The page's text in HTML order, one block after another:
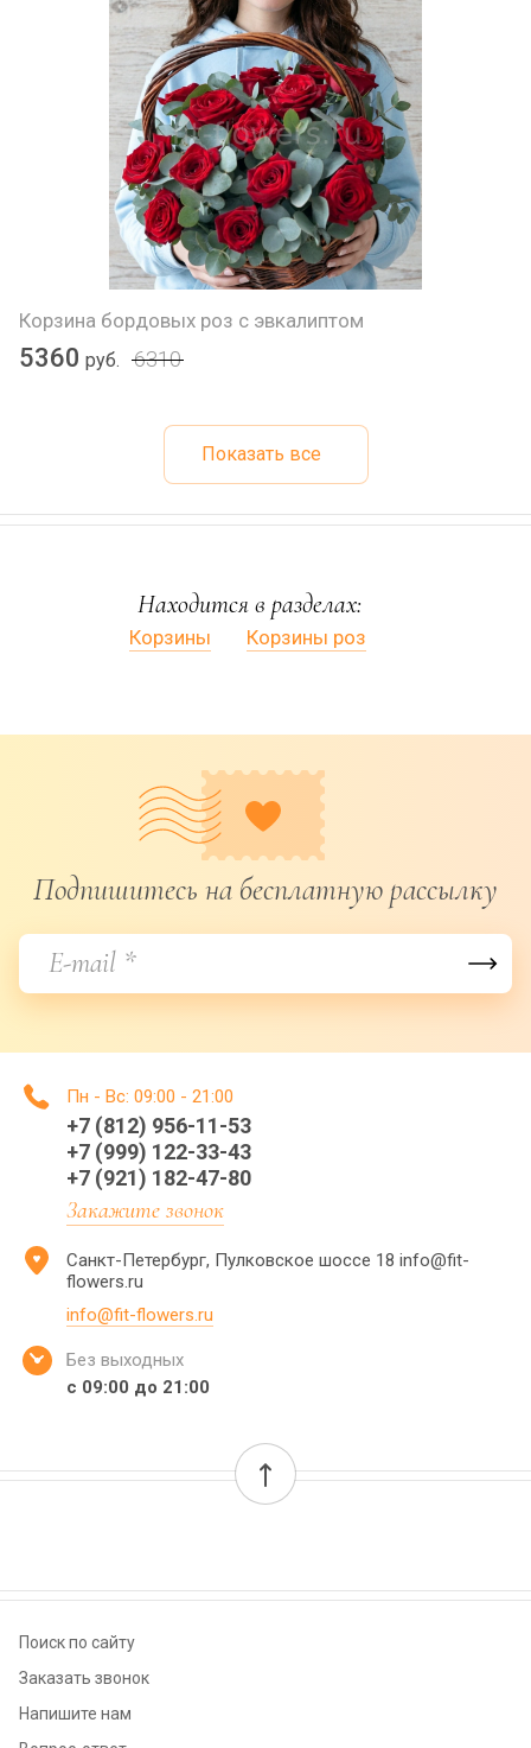
Корзина бордовых роз с эвкалиптом
5360 руб. 6310
Показать все
Находится в разделах:
Корзины Корзины роз
Подпишитесь на бесплатную рассылку
Пн - Вс: 09:00 - 21:00
+7 (812) 956-11-53
+7 (999) 122-33-43
+7 (921) 182-47-80
Закажите звонок
Санкт-Петербург, Пулковское шоссе 18 info@fit-
flowers.ru
info@fit-flowers.ru
Без выходных
с 09:00 до 21:00
Поиск по сайту
Заказать звонок
Напишите нам